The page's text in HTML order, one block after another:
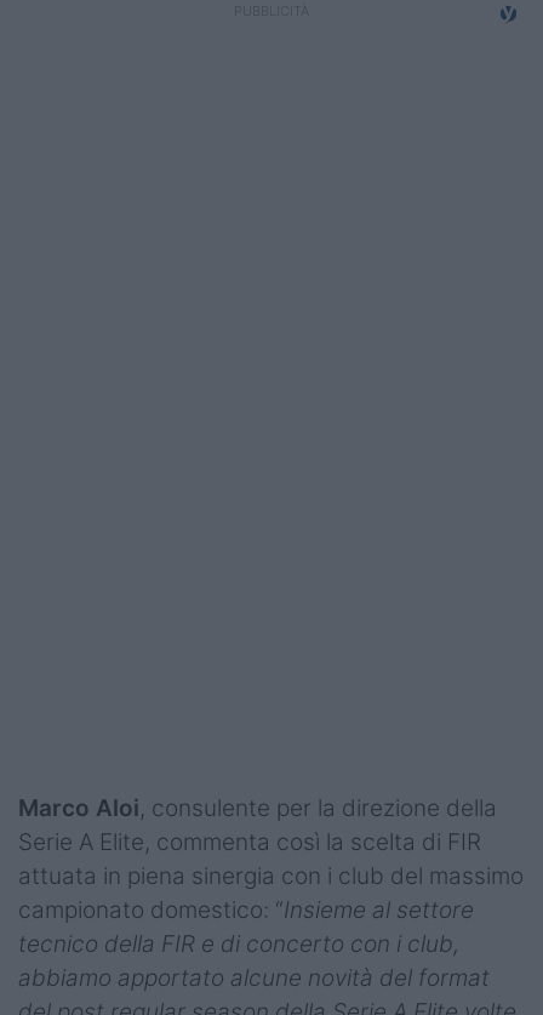
Marco Aloi, consulente per la direzione della
Serie A Elite, commenta così la scelta di FIR
attuata in piena sinergia con i club del massimo
campionato domestico: “Insieme al settore
tecnico della FIR e di concerto con i club,
abbiamo apportato alcune novità del format